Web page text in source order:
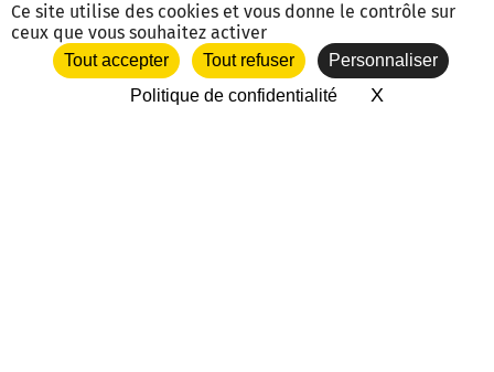
Ce site utilise des cookies et vous donne le contrôle sur
ceux que vous souhaitez activer
Tout accepter Tout refuser
Personnaliser
Politique de confidentialité
XMasquer le
NOS PARTENAIRES ASSOCIATIFS